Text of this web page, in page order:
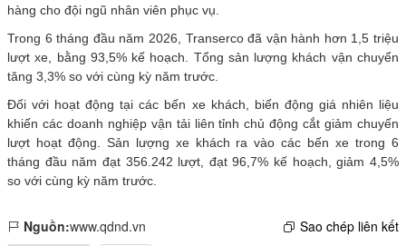
hàng cho đội ngũ nhân viên phục vụ.
Trong 6 tháng đầu năm 2026, Transerco đã vận hành hơn 1,5 triệu
lượt xe, bằng 93,5% kế hoạch. Tổng sản lượng khách vận chuyển
tăng 3,3% so với cùng kỳ năm trước.
Đối với hoạt động tại các bến xe khách, biến động giá nhiên liệu
khiến các doanh nghiệp vận tải liên tỉnh chủ động cắt giảm chuyến
lượt hoạt động. Sản lượng xe khách ra vào các bến xe trong 6
tháng đầu năm đạt 356.242 lượt, đạt 96,7% kế hoạch, giảm 4,5%
so với cùng kỳ năm trước.
Nguồn:www.qdnd.vn
Sao chép liên kết